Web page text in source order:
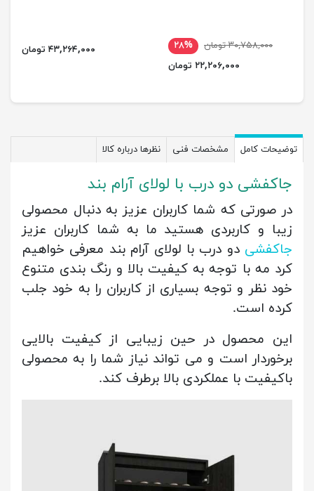
۳۰,۷۵۸,۰۰۰ تومان
۲۸%
۲۲,۲۰۶,۰۰۰ تومان
۴۳,۲۶۴,۰۰۰ تومان
توضیحات کامل مشخصات فنی نظرها درباره کالا
جاکفشی دو درب با لولای آرام بند
در صورتی که شما کاربران عزیز به دنبال محصولی
زیبا و کاربردی هستید ما به شما کاربران عزیز
جاکفشی دو درب با لولای آرام بند معرفی خواهیم
کرد مه با توجه به کیفیت بالا و رنگ بندی متنوع
خود نظر و توجه بسیاری از کاربران را به خود جلب
کرده است.
این محصول در حین زیبایی از کیفیت بالایی
برخوردار است و می تواند نیاز شما را به محصولی
باکیفیت با عملکردی بالا برطرف کند.